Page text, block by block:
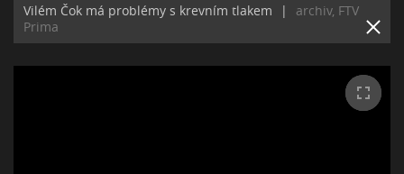
Vilém Čok má problémy s krevním tlakem |
archiv, FTV
Prima